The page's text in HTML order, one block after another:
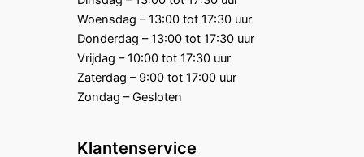
Woensdag – 13:00 tot 17:30 uur
Donderdag – 13:00 tot 17:30 uur
Vrijdag – 10:00 tot 17:30 uur
Zaterdag – 9:00 tot 17:00 uur
Zondag – Gesloten
Klantenservice